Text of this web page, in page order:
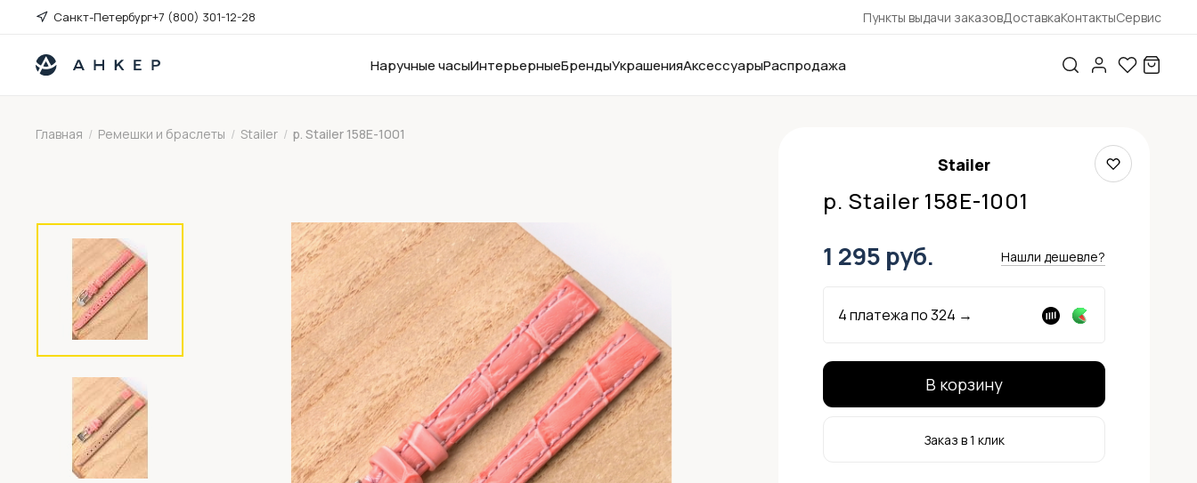
Санкт-Петербург+7 (800) 301-12-28 Пункты выдачи заказовДоставкаКонтактыСервис
Наручные часыИнтерьерныеБрендыУкрашенияАксессуарыРаспродажа
Главная / Ремешки и браслеты / Stailer / р. Stailer 158E-1001
Stailer
р. Stailer 158E-1001
1 295 руб. Нашли дешевле?
4 платежа по324 →
В корзину
Заказ в 1 клик